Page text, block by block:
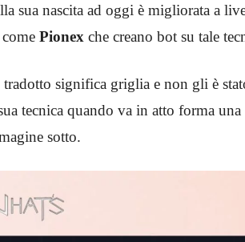
sua nascita ad oggi è migliorata a
Pionex che creano bot su tale
significa griglia e non gli è
tecnica quando va in atto forma
sotto.